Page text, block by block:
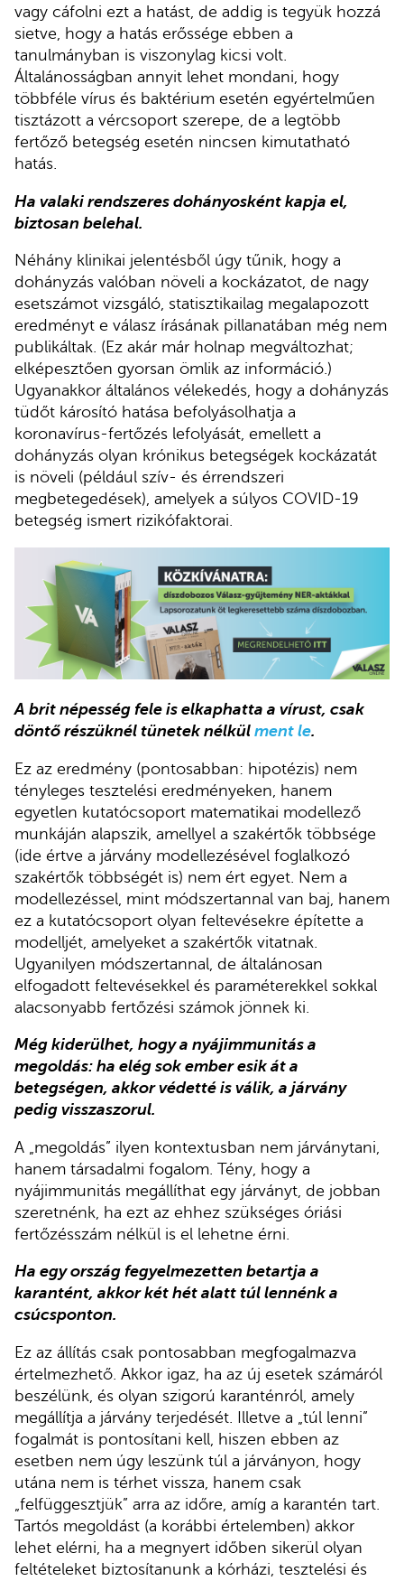
vagy cáfolni ezt a hatást, de addig is tegyük hozzá
sietve, hogy a hatás erőssége ebben a
tanulmányban is viszonylag kicsi volt.
Általánosságban annyit lehet mondani, hogy
többféle vírus és baktérium esetén egyértelműen
tisztázott a vércsoport szerepe, de a legtöbb
fertőző betegség esetén nincsen kimutatható
hatás.
Ha valaki rendszeres dohányosként kapja el,
biztosan belehal.
Néhány klinikai jelentésből úgy tűnik, hogy a
dohányzás valóban növeli a kockázatot, de nagy
esetszámot vizsgáló, statisztikailag megalapozott
eredményt e válasz írásának pillanatában még nem
publikáltak. (Ez akár már holnap megváltozhat;
elképesztően gyorsan ömlik az információ.)
Ugyanakkor általános vélekedés, hogy a dohányzás
tüdőt károsító hatása befolyásolhatja a
koronavírus-fertőzés lefolyását, emellett a
dohányzás olyan krónikus betegségek kockázatát
is növeli (például szív- és érrendszeri
megbetegedések), amelyek a súlyos COVID-19
betegség ismert rizikófaktorai.
A brit népesség fele is elkaphatta a vírust, csak
döntő részüknél tünetek nélkül ment le.
Ez az eredmény (pontosabban: hipotézis) nem
tényleges tesztelési eredményeken, hanem
egyetlen kutatócsoport matematikai modellező
munkáján alapszik, amellyel a szakértők többsége
(ide értve a járvány modellezésével foglalkozó
szakértők többségét is) nem ért egyet. Nem a
modellezéssel, mint módszertannal van baj, hanem
ez a kutatócsoport olyan feltevésekre építette a
modelljét, amelyeket a szakértők vitatnak.
Ugyanilyen módszertannal, de általánosan
elfogadott feltevésekkel és paraméterekkel sokkal
alacsonyabb fertőzési számok jönnek ki.
Még kiderülhet, hogy a nyájimmunitás a
megoldás: ha elég sok ember esik át a
betegségen, akkor védetté is válik, a járvány
pedig visszaszorul.
A „megoldás” ilyen kontextusban nem járványtani,
hanem társadalmi fogalom. Tény, hogy a
nyájimmunitás megállíthat egy járványt, de jobban
szeretnénk, ha ezt az ehhez szükséges óriási
fertőzésszám nélkül is el lehetne érni.
Ha egy ország fegyelmezetten betartja a
karantént, akkor két hét alatt túl lennénk a
csúcsponton.
Ez az állítás csak pontosabban megfogalmazva
értelmezhető. Akkor igaz, ha az új esetek számáról
beszélünk, és olyan szigorú karanténról, amely
megállítja a járvány terjedését. Illetve a „túl lenni”
fogalmát is pontosítani kell, hiszen ebben az
esetben nem úgy leszünk túl a járványon, hogy
utána nem is térhet vissza, hanem csak
„felfüggesztjük” arra az időre, amíg a karantén tart.
Tartós megoldást (a korábbi értelemben) akkor
lehet elérni, ha a megnyert időben sikerül olyan
feltételeket biztosítanunk a kórházi, tesztelési és